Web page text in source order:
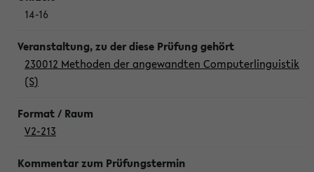
14-16
230012 Methoden der angewandten Computerlinguistik
(S)
V2-213